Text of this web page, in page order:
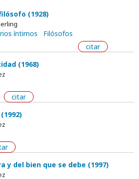
(1928)
íntimos
Filósofos
citar
(1968)
citar
y del bien que se debe (1997)